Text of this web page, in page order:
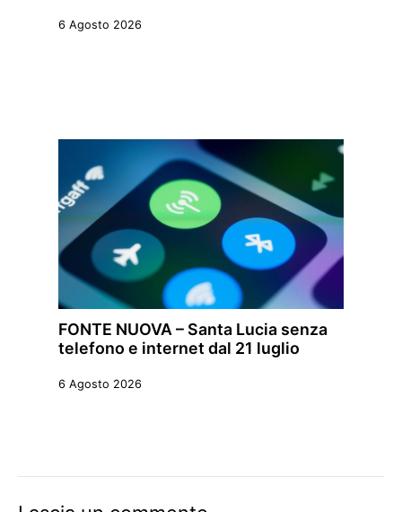
6 Agosto 2026
FONTE NUOVA – Santa Lucia senza
telefono e internet dal 21 luglio
6 Agosto 2026